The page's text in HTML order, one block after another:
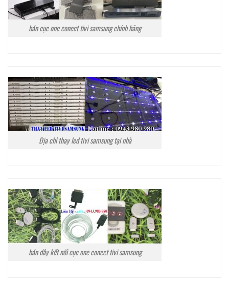
bán cục one conect tivi samsung chính hãng
Địa chỉ thay led tivi samsung tại nhà
bán dây kết nối cục one conect tivi samsung